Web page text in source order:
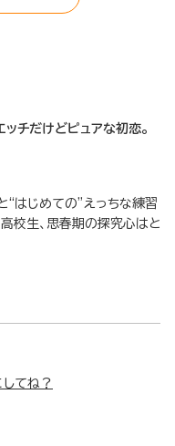
ッチだけどピュアな初恋。
“はじめての”えっちな練習
高校生、思春期の探究心はと
してね？